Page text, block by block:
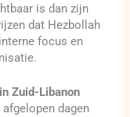
is dan zijn
dat Hezbollah
focus en
Zuid-Libanon
dagen